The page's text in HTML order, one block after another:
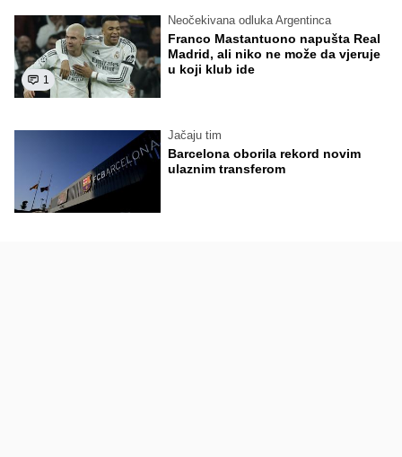
1
Neočekivana odluka Argentinca
Franco Mastantuono napušta Real
Madrid, ali niko ne može da vjeruje
u koji klub ide
Jačaju tim
Barcelona oborila rekord novim
ulaznim transferom